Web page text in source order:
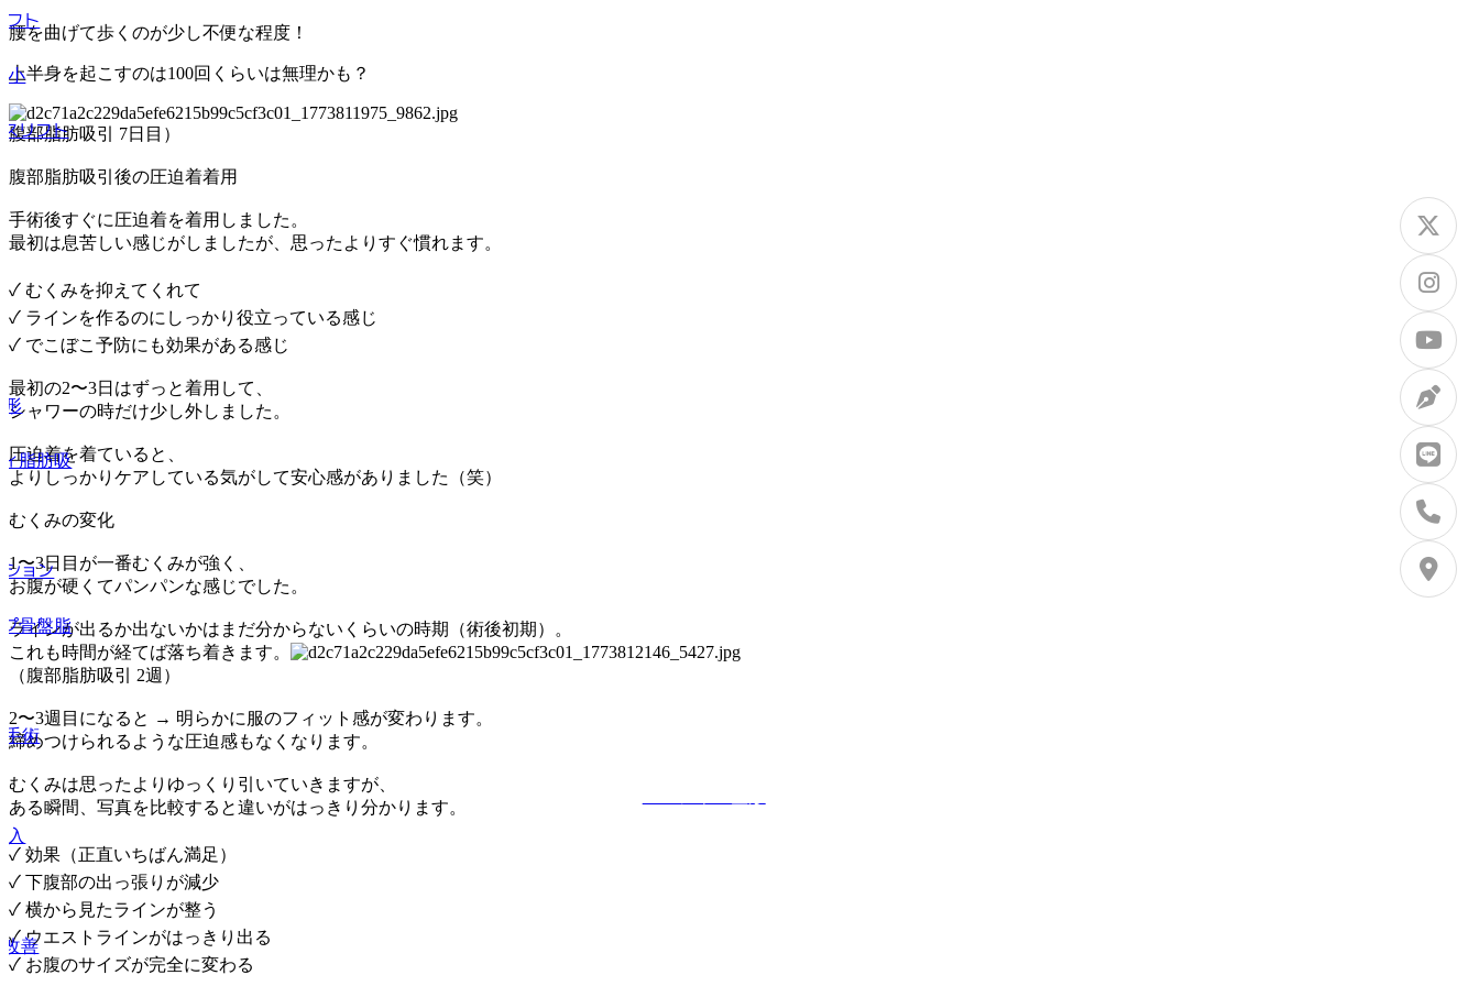
フト
小
リフト
形
脂肪吸
ョン
骨盤脂
手術
入
改善
腰を曲げて歩くのが少し不便な程度！
上半身を起こすのは100回くらいは無理かも？
腹部脂肪吸引 7日目）
腹部脂肪吸引後の圧迫着着用
手術後すぐに圧迫着を着用しました。
最初は息苦しい感じがしましたが、思ったよりすぐ慣れます。
✓ むくみを抑えてくれて
✓ ラインを作るのにしっかり役立っている感じ
✓ でこぼこ予防にも効果がある感じ
最初の2〜3日はずっと着用して、
シャワーの時だけ少し外しました。
圧迫着を着ていると、
よりしっかりケアしている気がして安心感がありました（笑）
むくみの変化
1〜3日目が一番むくみが強く、
お腹が硬くてパンパンな感じでした。
ラインが出るか出ないかはまだ分からないくらいの時期（術後初期）。
これも時間が経てば落ち着きます。
（腹部脂肪吸引 2週）
2〜3週目になると → 明らかに服のフィット感が変わります。
締めつけられるような圧迫感もなくなります。
むくみは思ったよりゆっくり引いていきますが、
ある瞬間、写真を比較すると違いがはっきり分かります。
✓ 効果（正直いちばん満足）
✓ 下腹部の出っ張りが減少
✓ 横から見たラインが整う
✓ ウエストラインがはっきり出る
✓ お腹のサイズが完全に変わる